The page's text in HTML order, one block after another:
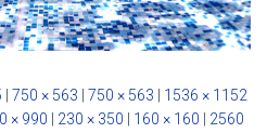
750 × 563 750 × 563
1536 × 1152
× 990 230 × 350 160 × 160
2560